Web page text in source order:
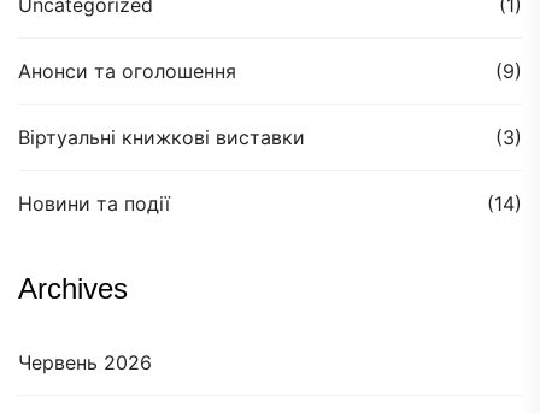
Uncategorized (1)
Анонси та оголошення (9)
Віртуальні книжкові виставки (3)
Новини та події (14)
Archives
Червень 2026